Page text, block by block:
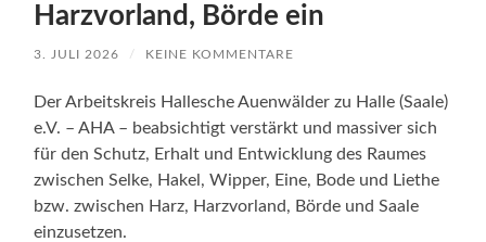
Harzvorland, Börde ein
3. JULI 2026 / KEINE KOMMENTARE
Der Arbeitskreis Hallesche Auenwälder zu Halle (Saale)
e.V. – AHA – beabsichtigt verstärkt und massiver sich
für den Schutz, Erhalt und Entwicklung des Raumes
zwischen Selke, Hakel, Wipper, Eine, Bode und Liethe
bzw. zwischen Harz, Harzvorland, Börde und Saale
einzusetzen.